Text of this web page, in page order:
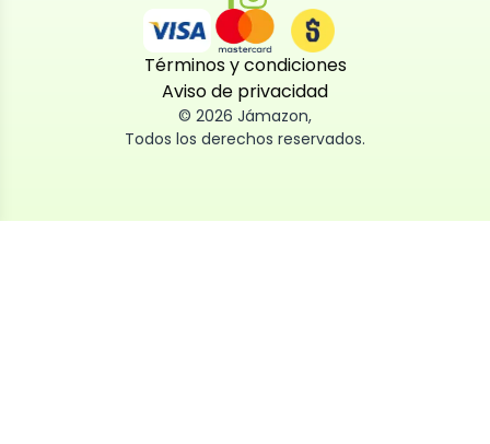
Términos y condiciones
Aviso de privacidad
© 2026 Jámazon,
Todos los derechos reservados.